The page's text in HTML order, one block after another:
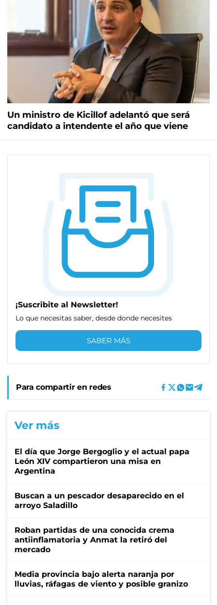
Un ministro de Kicillof adelantó que será
candidato a intendente el año que viene
¡Suscribite al Newsletter!
Lo que necesitas saber, desde donde necesites
SABER MÁS
Para compartir en redes
Ver más
El día que Jorge Bergoglio y el actual papa
León XIV compartieron una misa en
Argentina
Buscan a un pescador desaparecido en el
arroyo Saladillo
Roban partidas de una conocida crema
antiinflamatoria y Anmat la retiró del
mercado
Media provincia bajo alerta naranja por
lluvias, ráfagas de viento y posible granizo